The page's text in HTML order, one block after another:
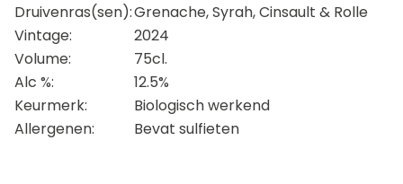
Druivenras(sen):Grenache, Syrah, Cinsault & Rolle
Vintage:
2024
Volume:
75cl.
Alc %:
12.5%
Keurmerk:
Biologisch werkend
Allergenen:
Bevat sulfieten